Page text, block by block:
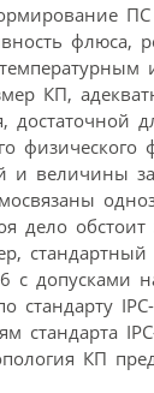
флюса,
КП,
достаточной
физического
и величины
дело обстоит
стандартный
с допусками
стандарту
стандарта
КП